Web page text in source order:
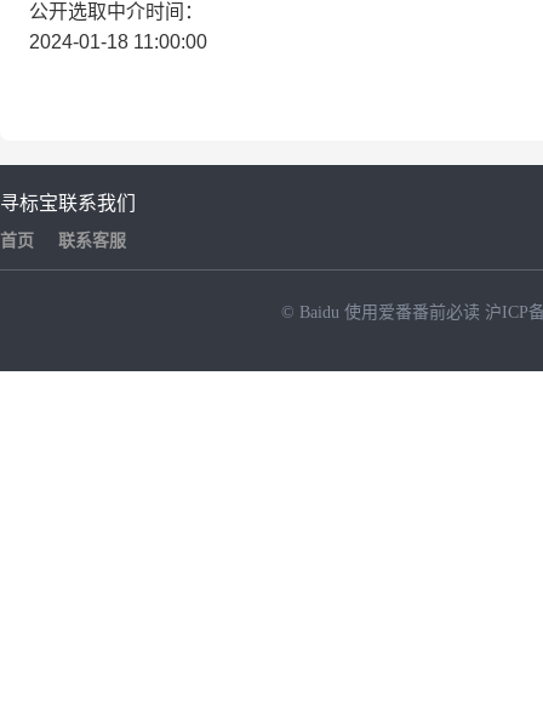
公开选取中介时间：
2024-01-18 11:00:00
寻标宝
首页
联系我们
联系客服
© Baidu 使用爱番番前必读 沪ICP